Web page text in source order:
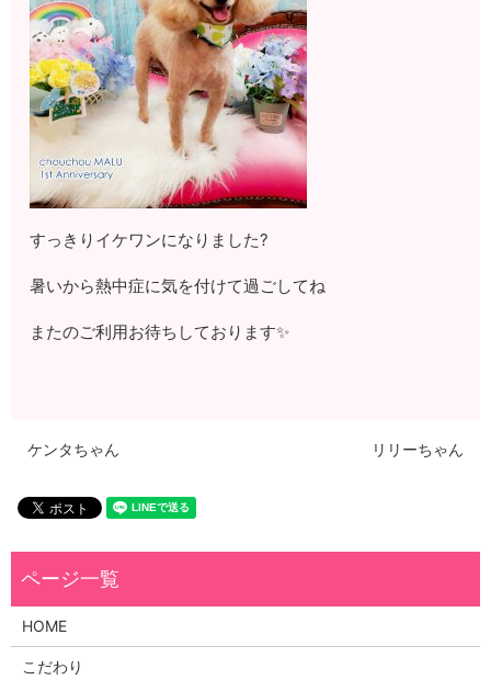
すっきりイケワンになりました?
暑いから熱中症に気を付けて過ごしてね
またのご利用お待ちしております✨
ケンタちゃん リリーちゃん
HOME
こだわり